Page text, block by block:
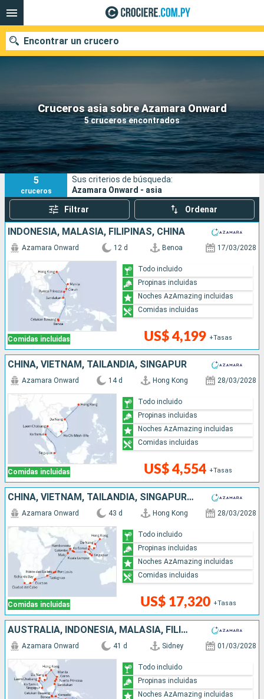
Cruceros asia sobre Azamara Onward
5 cruceros encontrados
Encontrar un crucero
Nuestros destinos
Fecha de salida
Puertos Compañías
Buscar
5
cruceros
Sus criterios de búsqueda:
Azamara Onward - asia
Filtrar Ordenar
INDONESIA, MALASIA, FILIPINAS, CHINA
Comidas incluidas
Azamara Onward 12 d Benoa 17/03/2028
US$ 4,199 +Tasas
Todo incluido
Propinas incluidas
Noches AzAmazing incluidas
Comidas incluidas
CHINA, VIETNAM, TAILANDIA, SINGAPUR
Comidas incluidas
Azamara Onward 14 d Hong Kong 28/03/2028
US$ 4,554 +Tasas
Todo incluido
Propinas incluidas
Noches AzAmazing incluidas
Comidas incluidas
CHINA, VIETNAM, TAILANDIA, SINGAPUR, MALASIA, INDONESIA, SRI LANKA, INDIA, MALDIVAS, MAURICE, FRANCIA, MADAGASCAR, SUDAFRICA
Comidas incluidas
Azamara Onward 43 d Hong Kong 28/03/2028
US$ 17,320 +Tasas
Todo incluido
Propinas incluidas
Noches AzAmazing incluidas
Comidas incluidas
AUSTRALIA, INDONESIA, MALASIA, FILIPINAS, CHINA, VIETNAM, TAILANDIA, SINGAPUR
Azamara Onward 41 d Sidney 01/03/2028
Todo incluido
Propinas incluidas
Noches AzAmazing incluidas